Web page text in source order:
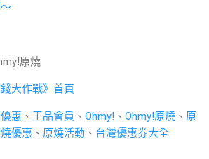
原燒
大作戰》首頁
惠 、 王品會員 、 Ohmy! 、 Ohmy!原燒 、 原
優惠 、 原燒活動 、 台灣優惠券大全